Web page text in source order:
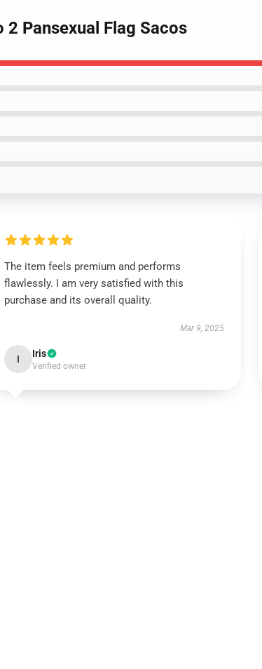
Pansexual Flag Sacos
The item feels premium and performs
flawlessly. I am very satisfied with this
purchase and its overall quality.
Mar 9, 2025
I Iris
Verified owner